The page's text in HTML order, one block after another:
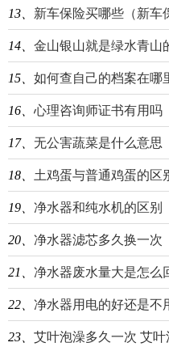
13、 新车保险买哪些（新车
14、 金山银山就是绿水青山
15、 如何查自己的档案在哪里
16、 心理咨询师证书有用吗
17、 无公害蔬菜是什么意思
18、 土鸡蛋与普通鸡蛋的区
19、 净水器和纯水机的区别
20、 净水器滤芯多久换一次
21、 净水器废水量大是怎么回事（净水器
22、 净水器用电的好还是不用电的好
23、 艾叶泡澡多久一次 艾